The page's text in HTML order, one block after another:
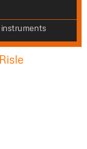
instruments